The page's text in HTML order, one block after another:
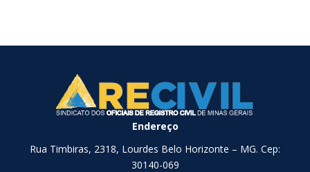
Endereço
Rua Timbiras, 2318, Lourdes Belo Horizonte – MG. Cep:
30140-069